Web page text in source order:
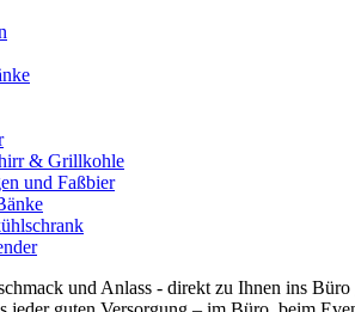
& Grillkohle
und Faßbier
und Anlass - direkt zu Ihnen ins Büro